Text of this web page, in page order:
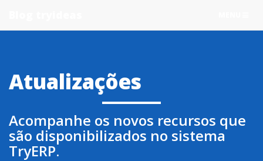
Atualizações
Acompanhe os novos recursos que
são disponibilizados no sistema
TryERP.